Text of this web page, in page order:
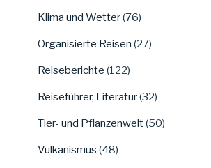
Klima und Wetter(76)
Organisierte Reisen (27)
Reiseberichte (122)
Reiseführer, Literatur(32)
Tier- und Pflanzenwelt(50)
Vulkanismus (48)